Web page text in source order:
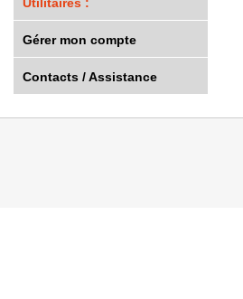
Gérer mon compte
Contacts / Assistance